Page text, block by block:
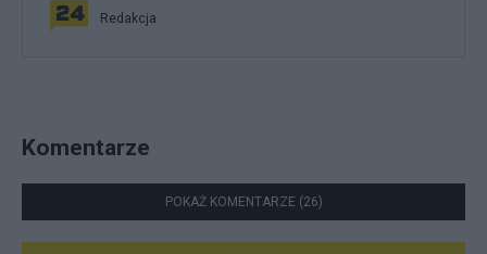
Redakcja
Komentarze
POKAŻ KOMENTARZE (26)